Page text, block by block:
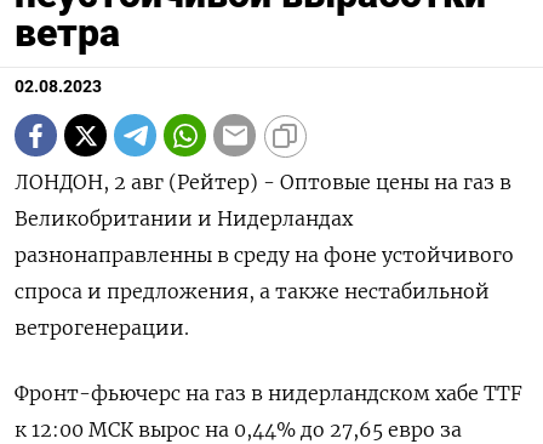
ветра
02.08.2023
ЛОНДОН, 2 авг (Рейтер) - Оптовые цены на газ в
Великобритании и Нидерландах
разнонаправленны в среду на фоне устойчивого
спроса и предложения, а также нестабильной
ветрогенерации.
Фронт-фьючерс на газ в нидерландском хабе TTF
к 12:00 МСК вырос на 0,44% до 27,65 евро за